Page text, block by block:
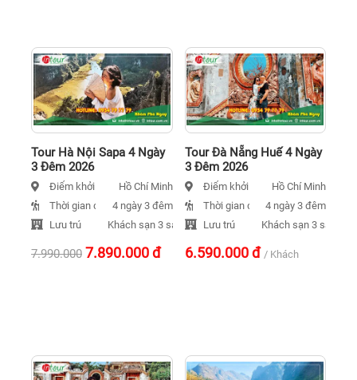
Tour Hà Nội Sapa 4 Ngày
3 Đêm 2026
Điểm khởi hành Hồ Chí Minh
Thời gian đi
4 ngày 3 đêm
Lưu trú
Khách sạn 3 sao
7.990.000 7.890.000đ
Tour Đà Nẵng Huế 4 Ngày
3 Đêm 2026
Điểm khởi hànhHồ Chí Minh
Thời gian đi
4 ngày 3 đêm
Lưu trú
Khách sạn 3 sao
6.590.000đ / Khách